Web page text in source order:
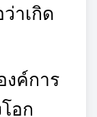
าเกิด
งค์การ
อก